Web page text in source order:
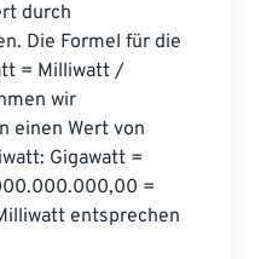
durch
Die Formel für die
= Milliwatt /
wir
einen Wert von
Gigawatt =
=
entsprechen